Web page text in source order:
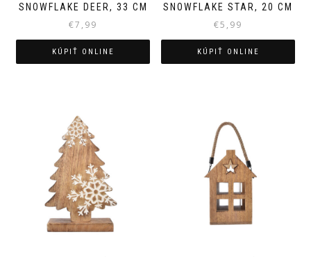
SNOWFLAKE DEER, 33 CM
€7,99
KÚPIŤ ONLINE
SNOWFLAKE STAR, 20 CM
€5,99
KÚPIŤ ONLINE